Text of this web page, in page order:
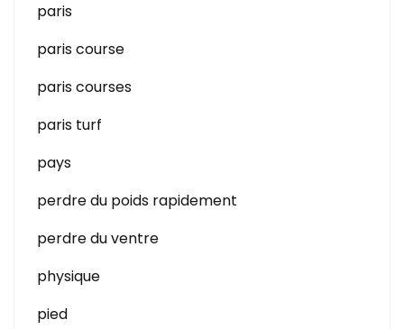
paris
paris course
paris courses
paris turf
pays
perdre du poids rapidement
perdre du ventre
physique
pied